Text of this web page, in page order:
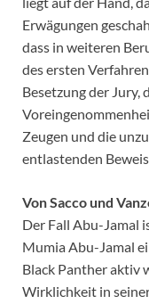
Erwägungen
dass in weiteren
des ersten
Besetzung der
Zeugen und die
entlastenden
Von Sacco und
Der Fall Abu-Jamal
Mumia Abu-Jamal
Black Panther aktiv
Wirklichkeit in